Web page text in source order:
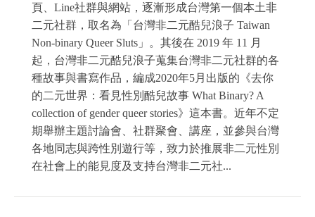
頁、Line社群與網站，逐漸形成台灣第一個本土非
二元社群，取名為「台灣非二元酷兒浪子 Taiwan
Non-binary Queer Sluts」。其後在 2019 年 11 月
起，台灣非二元酷兒浪子蒐集台灣非二元社群的各
種故事與書寫作品，編成2020年5月出版的《去你
的二元世界：看見性別酷兒故事 What Binary? A
collection of gender queer stories》這本書。近年不定
期舉辦主題討論會、社群聚會、講座，並參與台灣
各地同志與跨性別遊行等，致力於推展非二元性別
在社會上的能見度及支持台灣非二元社...